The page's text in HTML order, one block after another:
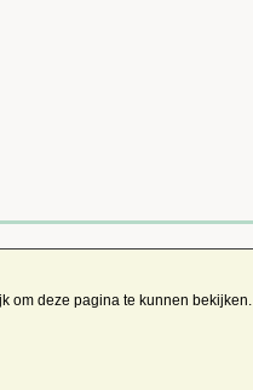
om deze pagina te kunnen bekijken.